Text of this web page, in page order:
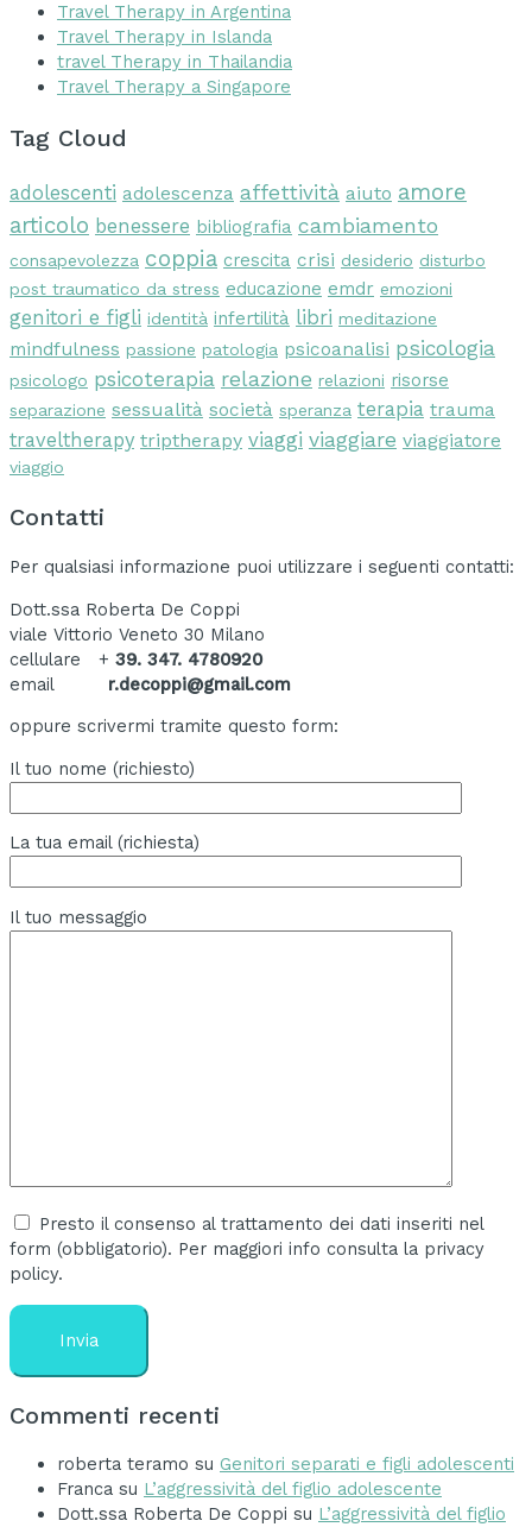
Travel Therapy in Argentina
Travel Therapy in Islanda
travel Therapy in Thailandia
Travel Therapy a Singapore
Tag Cloud
adolescenti adolescenza affettività aiuto amore
articolo benessere bibliografia cambiamento
consapevolezza coppia crescita crisi desiderio disturbo
post traumatico da stress educazione emdr emozioni
genitori e figli identità infertilità libri meditazione
mindfulness passione patologia psicoanalisi psicologia
psicologo psicoterapia relazione relazioni risorse
separazione sessualità società speranza terapia trauma
traveltherapy triptherapy viaggi viaggiare viaggiatore
viaggio
Contatti
Per qualsiasi informazione puoi utilizzare i seguenti contatti:
Dott.ssa Roberta De Coppi
viale Vittorio Veneto 30 Milano
cellulare + 39. 347. 4780920
email
r.decoppi@gmail.com
oppure scrivermi tramite questo form:
Il tuo nome (richiesto)
La tua email (richiesta)
Il tuo messaggio
Presto il consenso al trattamento dei dati inseriti nel
form (obbligatorio). Per maggiori info consulta la privacy
policy.
Commenti recenti
roberta teramo su Genitori separati e figli adolescenti
Franca su L’aggressività del figlio adolescente
Dott.ssa Roberta De Coppi su L’aggressività del figlio